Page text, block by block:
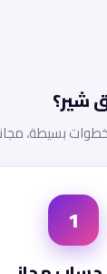
شير؟
1